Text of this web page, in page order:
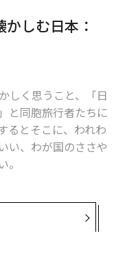
しむ日本：
しく思うこと、「日
と同胞旅行者たちに
るとそこに、われわ
い、わが国のささや
日本長期滞在者向け
者が、外国人旅行
、最近帰国した外国